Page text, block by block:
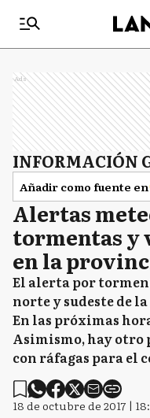
Ads
INFORMACIÓN
Añadir como fuente en
Alertas
tormentas y
en la
El alerta por
norte y sudeste de
En las próximas
Asimismo, hay otro
con ráfagas para
18 de octubre de 2017 |